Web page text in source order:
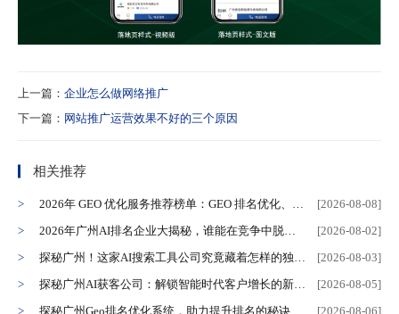
上一篇： 企业怎么做网络推广
下一篇： 网站推广运营效果不好的三个原因
相关推荐
[2026-08-08]
2026年广州AI排名企业大揭秘，谁能在竞争中脱颖而出？
[2026-08-02]
[2026-08-03]
探秘广州AI获客公司：解锁智能时代客户增长的新密码！
[2026-08-05]
探秘广州Geo排名优化系统，助力提升排名的秘诀究竟是什么？
[2026-08-06]